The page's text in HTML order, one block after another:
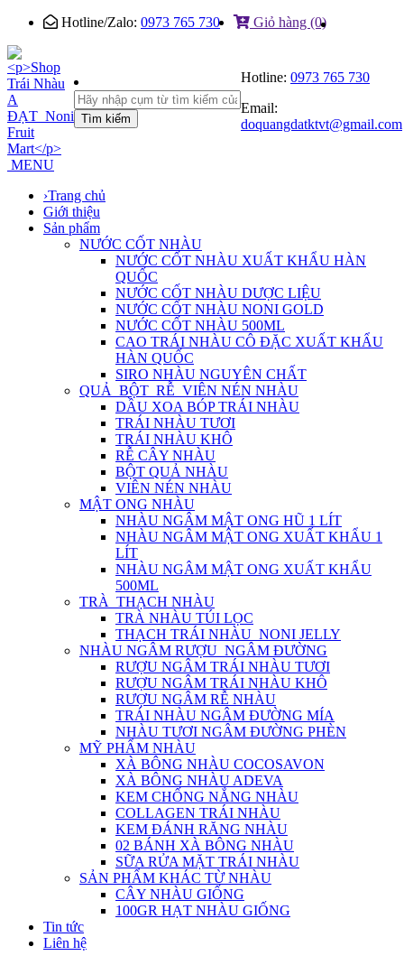
Hotline/Zalo: 0973 765 730 Giỏ hàng (0)
Tìm kiếm
Hotline: 0973 765 730
Email:
doquangdatktvt@gmail.com
MENU
›Trang chủ
Giới thiệu
Sản phẩm
NƯỚC CỐT NHÀU
NƯỚC CỐT NHÀU XUẤT KHẨU HÀN
QUỐC
NƯỚC CỐT NHÀU DƯỢC LIỆU
NƯỚC CỐT NHÀU NONI GOLD
NƯỚC CỐT NHÀU 500ML
CAO TRÁI NHÀU CÔ ĐẶC XUẤT KHẨU
HÀN QUỐC
SIRO NHÀU NGUYÊN CHẤT
QUẢ_BỘT_RỄ_VIÊN NÉN NHÀU
DẦU XOA BÓP TRÁI NHÀU
TRÁI NHÀU TƯƠI
TRÁI NHÀU KHÔ
RỄ CÂY NHÀU
BỘT QUẢ NHÀU
VIÊN NÉN NHÀU
MẬT ONG NHÀU
NHÀU NGÂM MẬT ONG HŨ 1 LÍT
NHÀU NGÂM MẬT ONG XUẤT KHẨU 1
LÍT
NHÀU NGÂM MẬT ONG XUẤT KHẨU
500ML
TRÀ_THẠCH NHÀU
TRÀ NHÀU TÚI LỌC
THẠCH TRÁI NHÀU_NONI JELLY
NHÀU NGÂM RƯỢU_NGÂM ĐƯỜNG
RƯỢU NGÂM TRÁI NHÀU TƯƠI
RƯỢU NGÂM TRÁI NHÀU KHÔ
RƯỢU NGÂM RỄ NHÀU
TRÁI NHÀU NGÂM ĐƯỜNG MÍA
NHÀU TƯƠI NGÂM ĐƯỜNG PHÈN
MỸ PHẨM NHÀU
XÀ BÔNG NHÀU COCOSAVON
XÀ BÔNG NHÀU ADEVA
KEM CHỐNG NẮNG NHÀU
COLLAGEN TRÁI NHÀU
KEM ĐÁNH RĂNG NHÀU
02 BÁNH XÀ BÔNG NHÀU
SỮA RỬA MẶT TRÁI NHÀU
SẢN PHẨM KHÁC TỪ NHÀU
CÂY NHÀU GIỐNG
100GR HẠT NHÀU GIỐNG
Tin tức
Liên hệ